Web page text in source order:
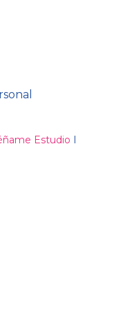
Estudio I